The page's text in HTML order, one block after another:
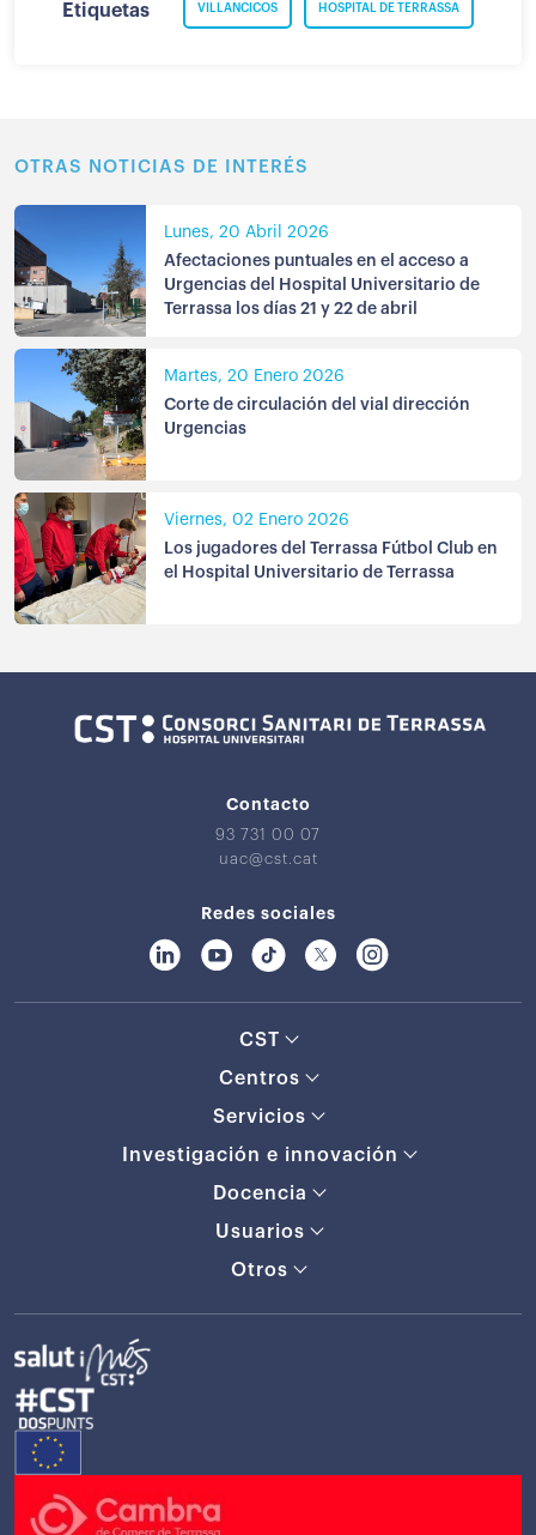
Etiquetas HOSPITAL DE TERRASSA
VILLANCICOS
OTRAS NOTICIAS DE INTERÉS
Lunes, 20 Abril 2026
Afectaciones puntuales en el acceso a
Urgencias del Hospital Universitario de
Terrassa los días 21 y 22 de abril
Martes, 20 Enero 2026
Corte de circulación del vial dirección
Urgencias
Viernes, 02 Enero 2026
Los jugadores del Terrassa Fútbol Club en
el Hospital Universitario de Terrassa
Contacto
93 731 00 07
uac@cst.cat
Redes sociales
CST
Centros
Servicios
Investigación e innovación
Docencia
Usuarios
Otros